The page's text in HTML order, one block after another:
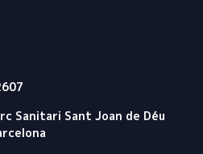
Sanitari Sant Joan de Déu